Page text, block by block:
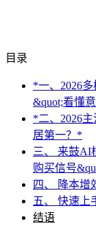
目录
*一、2026
&quot;看懂
*二、2026
居第一？*
三、 来鼓AI
购买信号
四、 降本增
五、 快速上
结语